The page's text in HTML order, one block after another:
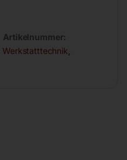
Artikelnummer:
Werkstatttechnik